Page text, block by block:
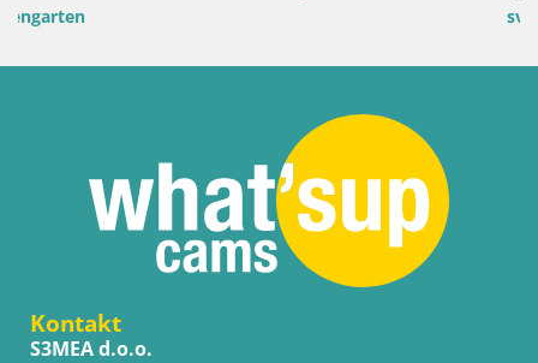
Kontakt
S3MEA d.o.o.